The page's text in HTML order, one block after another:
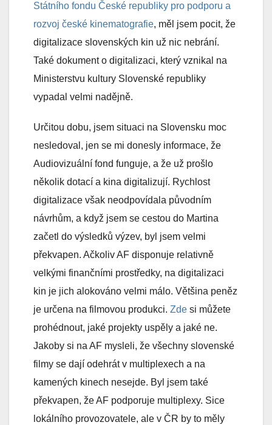
Státního fondu České republiky pro podporu a
rozvoj české kinematografie, měl jsem pocit, že
digitalizace slovenských kin už nic nebrání.
Také dokument o digitalizaci, který vznikal na
Ministerstvu kultury Slovenské republiky
vypadal velmi nadějně.
Určitou dobu, jsem situaci na Slovensku moc
nesledoval, jen se mi donesly informace, že
Audiovizuální fond funguje, a že už prošlo
několik dotací a kina digitalizují. Rychlost
digitalizace však neodpovídala původním
návrhům, a když jsem se cestou do Martina
začetl do výsledků výzev, byl jsem velmi
překvapen. Ačkoliv AF disponuje relativně
velkými finančními prostředky, na digitalizaci
kin je jich alokováno velmi málo. Většina peněz
je určena na filmovou produkci. Zde si můžete
prohédnout, jaké projekty uspěly a jaké ne.
Jakoby si na AF mysleli, že všechny slovenské
filmy se dají odehrát v multiplexech a na
kamených kinech nesejde. Byl jsem také
překvapen, že AF podporuje multiplexy. Sice
lokálního provozovatele, ale v ČR by to měly